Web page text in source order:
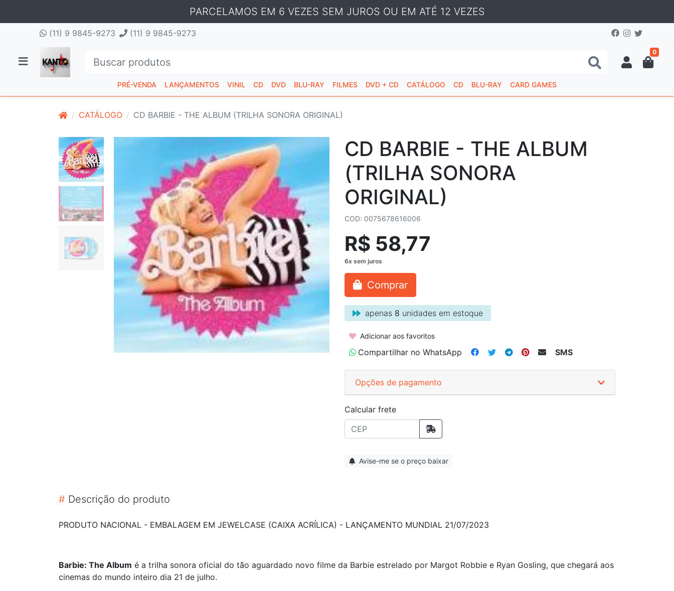
PARCELAMOS EM 6 VEZES SEM JUROS OU EM ATÉ 12 VEZES
(11) 9 9845-9273 (11) 9 9845-9273
0
PRÉ-VENDA LANÇAMENTOS VINIL CD DVD BLU-RAY FILMES DVD + CD CATÁLOGO CD BLU-RAY CARD GAMES
CATÁLOGO CD BARBIE - THE ALBUM (TRILHA SONORA ORIGINAL)
CD BARBIE - THE ALBUM
(TRILHA SONORA
ORIGINAL)
COD: 0075678616006
R$ 58,77
Comprar
apenas 8 unidades em estoque
Adicionar aos favoritos
Compartilhar no WhatsApp SMS
Opções de pagamento
Calcular frete
Avise-me se o preço baixar
# Descrição do produto
PRODUTO NACIONAL - EMBALAGEM EM JEWELCASE (CAIXA ACRÍLICA) - LANÇAMENTO MUNDIAL 21/07/2023
Barbie: The Album é a trilha sonora oficial do tão aguardado novo filme da Barbie estrelado por Margot Robbie e Ryan Gosling, que chegará aos
cinemas do mundo inteiro dia 21 de julho.